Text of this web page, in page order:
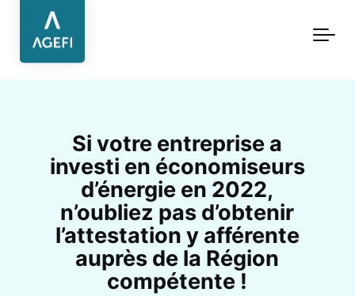
Aller au contenu principal
Si votre entreprise a
investi en économiseurs
d’énergie en 2022,
n’oubliez pas d’obtenir
l’attestation y afférente
auprès de la Région
compétente !